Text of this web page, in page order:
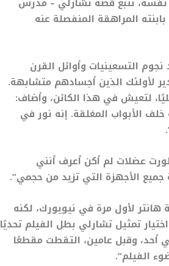
المراهقة المنفصلة عنه
التسعينيات وأوائل القرن
لأولئك الذين أجسادهم متشابهة.
لتعيش في هذا الكائن، وأضاف:
الأبواب المغلقة. إنه نور في
طورت عضلات لم أكن أعرف أنني
الأجهزة التي تزيد من حجمي”.
لأول مرة في نيويورك، لكنه
: “كان اختيار تمثيل تشارلي بطل الفيلم تحديًا
أحد، وقبل عامين، التقطت مقطعًا
الفيلم”.